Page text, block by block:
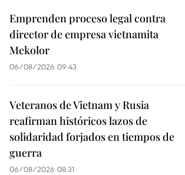
Emprenden proceso legal contra
director de empresa vietnamita
Mekolor
06/08/2026 09:43
Veteranos de Vietnam y Rusia
reafirman históricos lazos de
solidaridad forjados en tiempos de
guerra
06/08/2026 08:31